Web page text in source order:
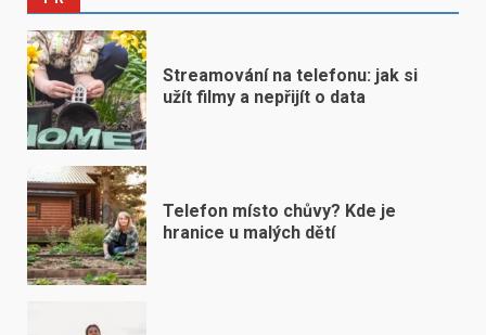
Streamování na telefonu: jak si
užít filmy a nepřijít o data
Telefon místo chůvy? Kde je
hranice u malých dětí